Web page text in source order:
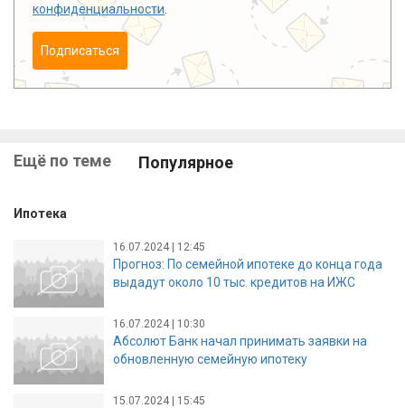
конфиденциальности
Подписаться
Ещё по теме Популярное
Ипотека
16.07.2024 | 12:45
Прогноз: По семейной ипотеке до конца года
выдадут около 10 тыс. кредитов на ИЖС
16.07.2024 | 10:30
Абсолют Банк начал принимать заявки на
обновленную семейную ипотеку
15.07.2024 | 15:45